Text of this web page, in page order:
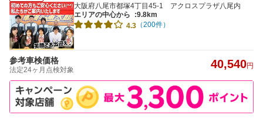
大阪府八尾市都塚4丁目45-1 アクロスプラザ八尾内
エリアの中心から
:9.8km
4.3 （200件）
参考車検価格
法定24ヶ月点検対象 40,540円